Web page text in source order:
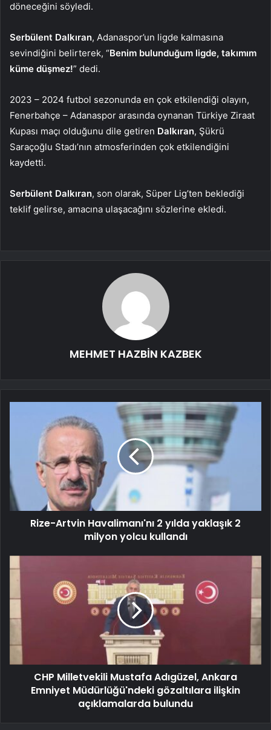
döneceğini söyledi.
Serbülent Dalkıran, Adanaspor’un ligde kalmasına
sevindiğini belirterek, “Benim bulunduğum ligde, takımım
küme düşmez!” dedi.
2023 – 2024 futbol sezonunda en çok etkilendiği olayın,
Fenerbahçe – Adanaspor arasında oynanan Türkiye Ziraat
Kupası maçı olduğunu dile getiren Dalkıran, Şükrü
Saraçoğlu Stadı’nın atmosferinden çok etkilendiğini
kaydetti.
Serbülent Dalkıran, son olarak, Süper Lig’ten beklediği
teklif gelirse, amacına ulaşacağını sözlerine ekledi.
MEHMET HAZBİN KAZBEK
Rize-Artvin Havalimanı'nı 2 yılda yaklaşık 2
milyon yolcu kullandı
CHP Milletvekili Mustafa Adıgüzel, Ankara
Emniyet Müdürlüğü'ndeki gözaltılara ilişkin
açıklamalarda bulundu